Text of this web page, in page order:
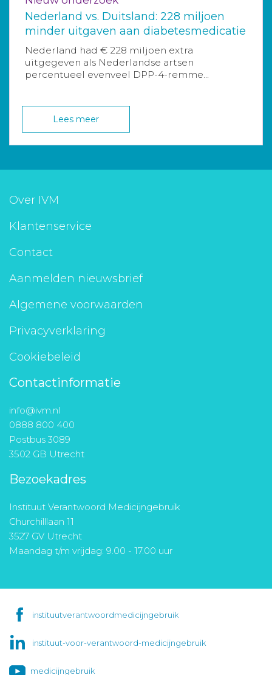
Nederland vs. Duitsland: 228 miljoen
minder uitgaven aan diabetesmedicatie
Nederland had € 228 miljoen extra
uitgegeven als Nederlandse artsen
percentueel evenveel DPP-4-remme...
Lees meer
Over IVM
Klantenservice
Contact
Aanmelden nieuwsbrief
Algemene voorwaarden
Privacyverklaring
Cookiebeleid
Contactinformatie
info@ivm.nl
0888 800 400
Postbus 3089
3502 GB Utrecht
Bezoekadres
Instituut Verantwoord Medicijngebruik
Churchilllaan 11
3527 GV Utrecht
Maandag t/m vrijdag: 9.00 - 17.00 uur
instituutverantwoordmedicijngebruik
instituut-voor-verantwoord-medicijngebruik
medicijngebruik